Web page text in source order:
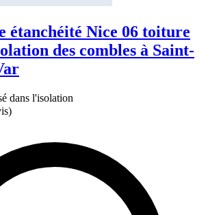
étanchéité Nice 06 toiture
des combles à Saint-
dans l'isolation